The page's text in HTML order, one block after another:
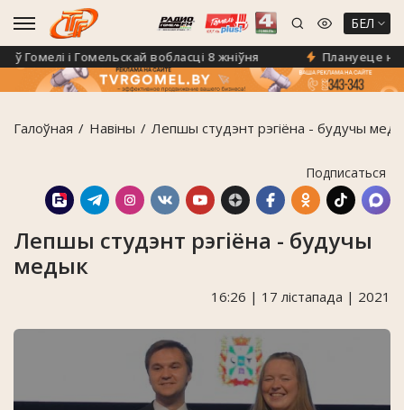
БЕЛ
і Гомельскай вобласці 8 жніўня Плануеце на
Галоўная Навiны Лепшы студэнт рэгіёна - будучы
Подписаться
Лепшы студэнт рэгіёна - будучы
медык
16:26 | 17 лістапада | 2021